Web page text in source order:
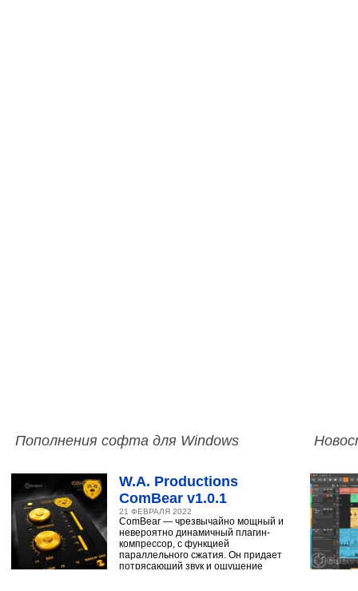
Пополнения софта для Windows
W.A. Productions
ComBear v1.0.1
21 ФЕВРАЛЯ 2022
ComBear — чрезвычайно мощный и
невероятно динамичный плагин-
компрессор, с функцией
параллельного сжатия. Он придает
потрясающий звук и ощущение